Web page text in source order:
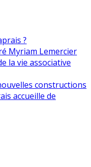
?
Myriam Lemercier
la vie associative
constructions
accueille de